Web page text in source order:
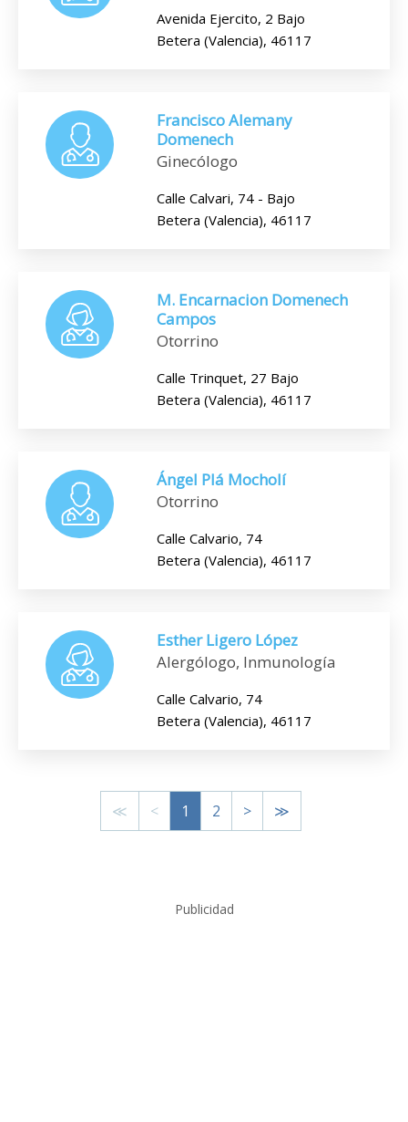
Avenida Ejercito, 2 Bajo
Betera (Valencia), 46117
Francisco Alemany
Domenech
Ginecólogo
Calle Calvari, 74 - Bajo
Betera (Valencia), 46117
M. Encarnacion Domenech
Campos
Otorrino
Calle Trinquet, 27 Bajo
Betera (Valencia), 46117
Ángel Plá Mocholí
Otorrino
Calle Calvario, 74
Betera (Valencia), 46117
Esther Ligero López
Alergólogo, Inmunología
Calle Calvario, 74
Betera (Valencia), 46117
≪ < 1 2 > ≫
Publicidad